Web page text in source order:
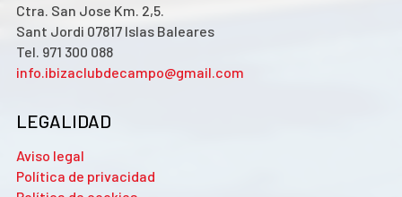
Ctra. San Jose Km. 2,5.
Sant Jordi 07817 Islas Baleares
Tel. 971 300 088
info.ibizaclubdecampo@gmail.com
LEGALIDAD
Aviso legal
Política de privacidad